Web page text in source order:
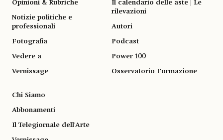
Opinioni & Rubriche
Notizie politiche e
professionali
Fotografia
Vedere a
Vernissage
Il calendario delle aste | Le
rilevazioni
Autori
Podcast
Power 100
Osservatorio Formazione
Chi Siamo
Abbonamenti
Il Telegiornale dell'Arte